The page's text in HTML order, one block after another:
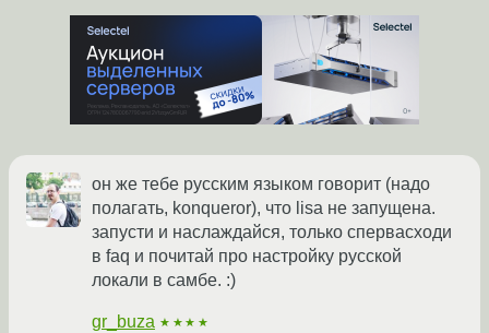
он же тебе русским языком говорит (надо
полагать, konqueror), что lisa не запущена.
запусти и наслаждайся, только спервасходи
в faq и почитай про настройку русской
локали в самбе. :)
gr_buza ★★★★